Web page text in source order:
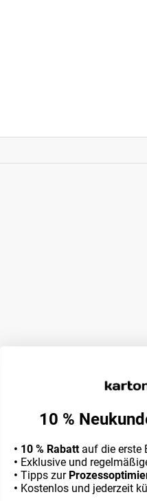
10 %
• 10 % Rabatt auf die erste
• Exklusive und
• Tipps zur
• Kostenlos und jederzeit